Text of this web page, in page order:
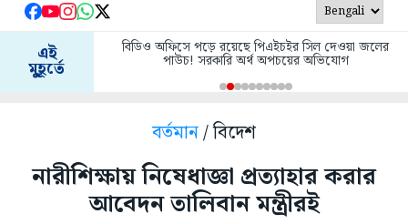
এই
মুহূর্তে
বিডিও অফিসে পড়ে রয়েছে পিএইচইর সিল দেওয়া জলের
পাউচ! সরকারি অর্থ অপচয়ের অভিযোগ
বর্তমান/ বিদেশ
নারীশিক্ষায় নিষেধাজ্ঞা প্রত্যাহার করার
আবেদন তালিবান মন্ত্রীরই